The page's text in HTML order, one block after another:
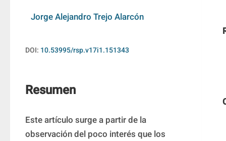
Jorge Alejandro Trejo Alarcón
DOI: 10.53995/rsp.v17i1.151343
Resumen
Este artículo surge a partir de la
observación del poco interés que los